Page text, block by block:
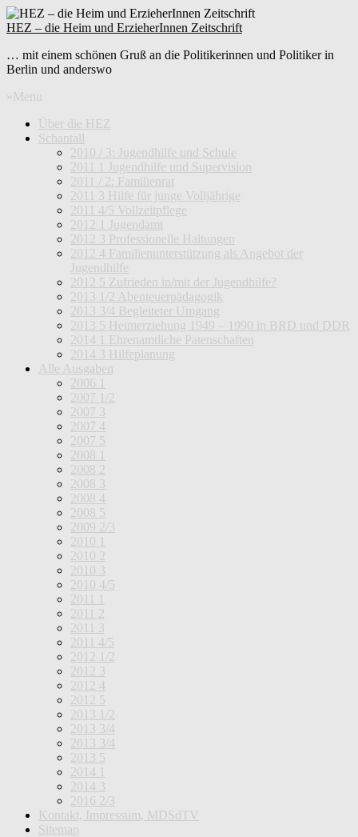
HEZ – die Heim und ErzieherInnen Zeitschrift
… mit einem schönen Gruß an die Politikerinnen und Politiker in
Berlin und anderswo
»Menu
Über die HEZ
Schantall
2010 / 3: Jugendhilfe und Schule
2011 1 Jugendhilfe und Supervision
2011 / 2: Familienrat
2011 3 Hilfe für junge Volljährige
2011 4/5 Vollzeitpflege
2012 1 Jugendamt
2012 3 Professionelle Haltungen
2012 4 Familienunterstützung als Angebot der
Jugendhilfe
2012 5 Zufrieden in/mit der Jugendhilfe?
2013 1/2 Abenteuerpädagogik
2013 3/4 Begleiteter Umgang
2013 5 Heimerziehung 1949 – 1990 in BRD und DDR
2014 1 Ehrenamtliche Patenschaften
2014 3 Hilfeplanung
Alle Ausgaben
2006 1
2007 1/2
2007 3
2007 4
2007 5
2008 1
2008 2
2008 3
2008 4
2008 5
2009 2/3
2010 1
2010 2
2010 3
2010 4/5
2011 1
2011 2
2011 3
2011 4/5
2012 1/2
2012 3
2012 4
2012 5
2013 1/2
2013 3/4
2013 3/4
2013 5
2014 1
2014 3
2016 2/3
Kontakt, Impressum, MDSdTV
Sitemap